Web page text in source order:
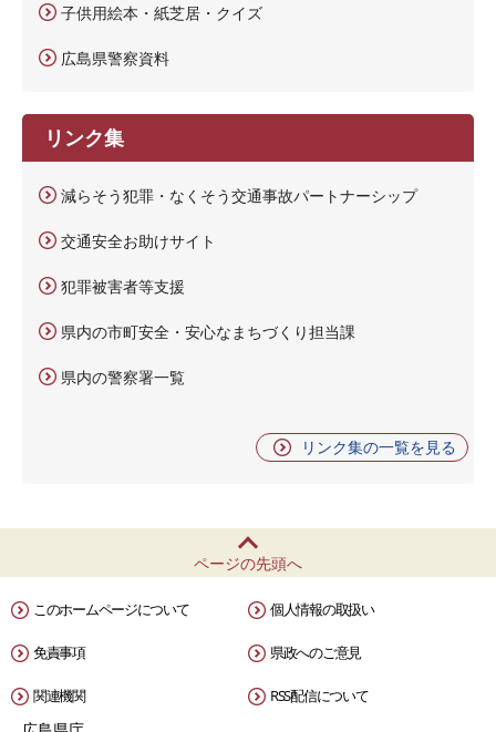
子供用絵本・紙芝居・クイズ
広島県警察資料
リンク集
減らそう犯罪・なくそう交通事故パートナーシップ
交通安全お助けサイト
犯罪被害者等支援
県内の市町安全・安心なまちづくり担当課
県内の警察署一覧
リンク集の一覧を見る
ページの先頭へ
このホームページについて 個人情報の取扱い
免責事項 県政へのご意見
関連機関 RSS配信について